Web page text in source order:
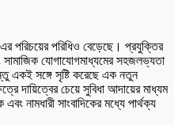
এর পরিচয়ের পরিধিও বেড়েছে। প্রযুক্তির
যোগাযোগমাধ্যমের সহজলভ্যতা
একই সঙ্গে সৃষ্টি করেছে এক নতুন
দায়িত্বের চেয়ে সুবিধা আদায়ের মাধ্যম
নামধারী সাংবাদিকের মধ্যে পার্থক্য